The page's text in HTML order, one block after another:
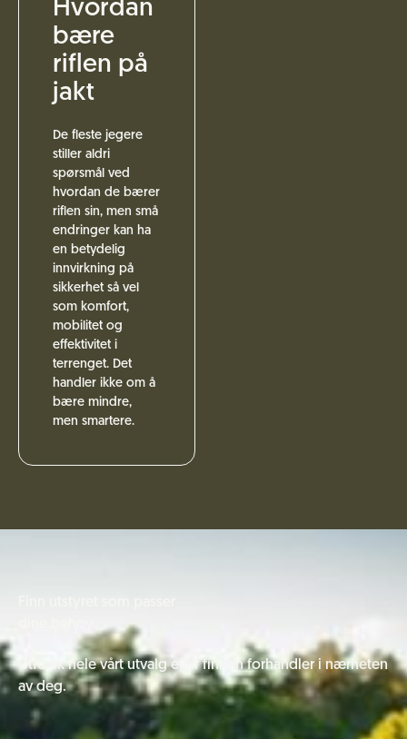
Hvordan
bære
riflen på
jakt
De fleste jegere
stiller aldri
spørsmål ved
hvordan de bærer
riflen sin, men små
endringer kan ha
en betydelig
innvirkning på
sikkerhet så vel
som komfort,
mobilitet og
effektivitet i
terrenget. Det
handler ikke om å
bære mindre,
men smartere.
Utforsk hele vårt utvalg eller finnen forhandler i nærheten
av deg.